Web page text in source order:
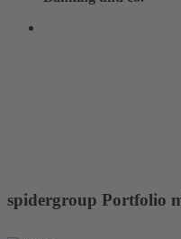
spidergroup Portfolio